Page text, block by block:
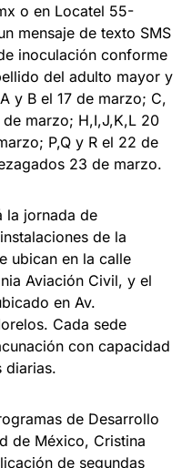
o en Locatel 55-
mensaje de texto SMS
inoculación conforme
del adulto mayor y
y B el 17 de marzo; C,
marzo; H,I,J,K,L 20
P,Q y R el 22 de
23 de marzo.
la jornada de
de la
ubican en la calle
Aviación Civil, y el
en Av.
Cada sede
con capacidad
diarias.
de Desarrollo
de México, Cristina
de segundas